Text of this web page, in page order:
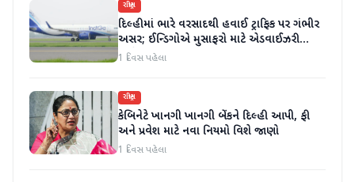
રાષ્ટ્રીય
દિલ્હીમાં ભારે વરસાદથી હવાઈ ટ્રાફિક પર ગંભીર
અસર; ઈન્ડિગોએ મુસાફરો માટે એડવાઈઝરી
જાહેર કરી
1 દિવસ પહેલા
રાષ્ટ્રીય
કેબિનેટે ખાનગી ખાનગી બેંકને દિલ્હી આપી, ફી
અને પ્રવેશ માટે નવા નિયમો વિશે જાણો
1 દિવસ પહેલા